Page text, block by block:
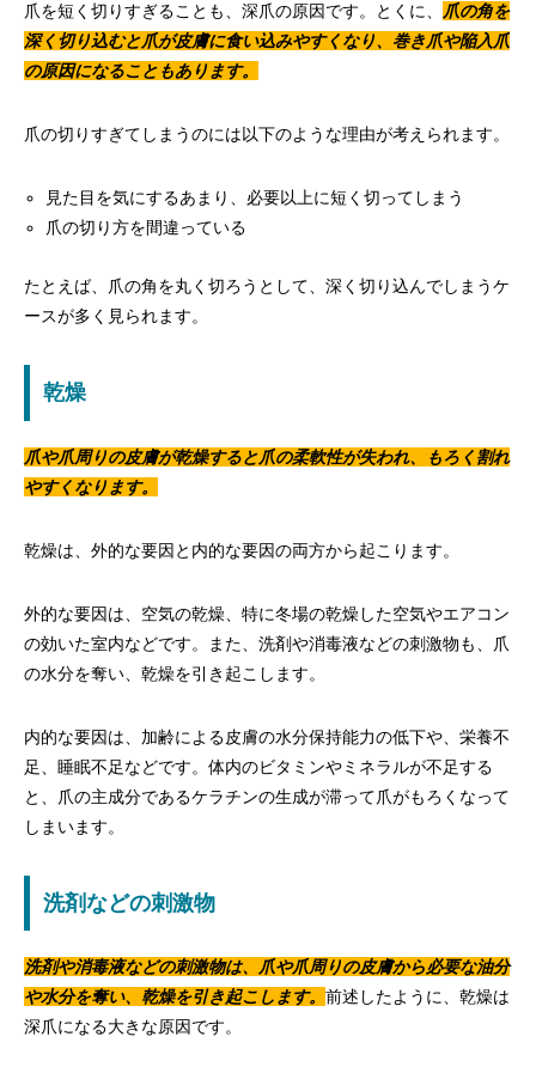
爪を短く切りすぎることも、深爪の原因です。とくに、
爪の角を
深く切り込むと爪が皮膚に食い込みやすくなり、巻き爪や陥入爪
の原因になることもあります。
爪の切りすぎてしまうのには以下のような理由が考えられます。
見た目を気にするあまり、必要以上に短く切ってしまう
爪の切り方を間違っている
たとえば、爪の角を丸く切ろうとして、深く切り込んでしまうケ
ースが多く見られます。
乾燥
爪や爪周りの皮膚が乾燥すると爪の柔軟性が失われ、もろく割れ
やすくなります。
乾燥は、外的な要因と内的な要因の両方から起こります。
外的な要因は、空気の乾燥、特に冬場の乾燥した空気やエアコン
の効いた室内などです。また、洗剤や消毒液などの刺激物も、爪
の水分を奪い、乾燥を引き起こします。
内的な要因は、加齢による皮膚の水分保持能力の低下や、栄養不
足、睡眠不足などです。体内のビタミンやミネラルが不足する
と、爪の主成分であるケラチンの生成が滞って爪がもろくなって
しまいます。
洗剤などの刺激物
洗剤や消毒液などの刺激物は、爪や爪周りの皮膚から必要な油分
や水分を奪い、乾燥を引き起こします。 前述したように、乾燥は
深爪になる大きな原因です。